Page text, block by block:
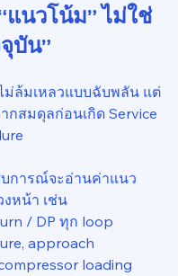
แนวโน้ม” ไม่ใช่
บัน”
ม่ล้มเหลวแบบฉับพลัน แต่
กสมดุลก่อนเกิด Service
การณ์จะอ่านค่าแนว
หน้า เช่น
/ DP ทุก loop
approach
loading